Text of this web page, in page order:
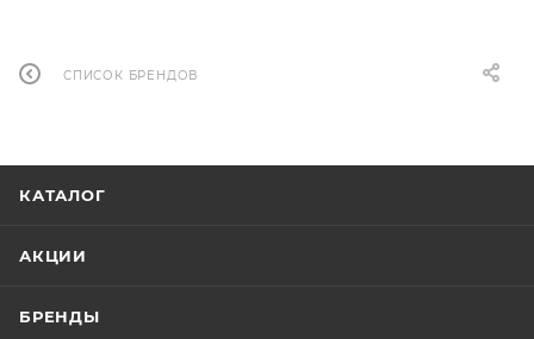
СПИСОК БРЕНДОВ
КАТАЛОГ
АКЦИИ
БРЕНДЫ